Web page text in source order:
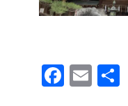
F
E